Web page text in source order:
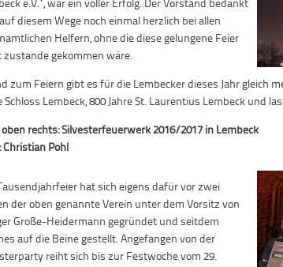
e.V.“, war ein voller Erfolg. Der Vorstand bedankt
diesem Wege noch einmal herzlich bei allen
Helfern, ohne die diese gelungene Feier
zustande gekommen wäre.
zum Feiern gibt es für die Lembecker dieses Jahr gleich
Schloss Lembeck, 800 Jahre St. Laurentius Lembeck und
rechts: Silvesterfeuerwerk 2016/2017 in Lembeck
Christian Pohl
hat sich eigens dafür vor zwei
der oben genannte Verein unter dem Vorsitz von
Große-Heidermann gegründet und seitdem
auf die Beine gestellt. Angefangen von der
reiht sich bis zur Festwoche vom 29.